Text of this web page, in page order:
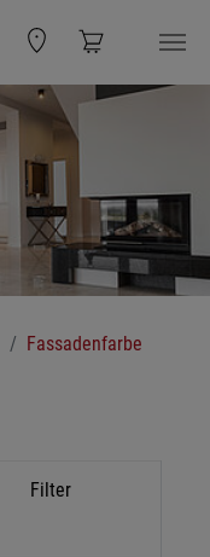
Fassadenfarbe
Filter